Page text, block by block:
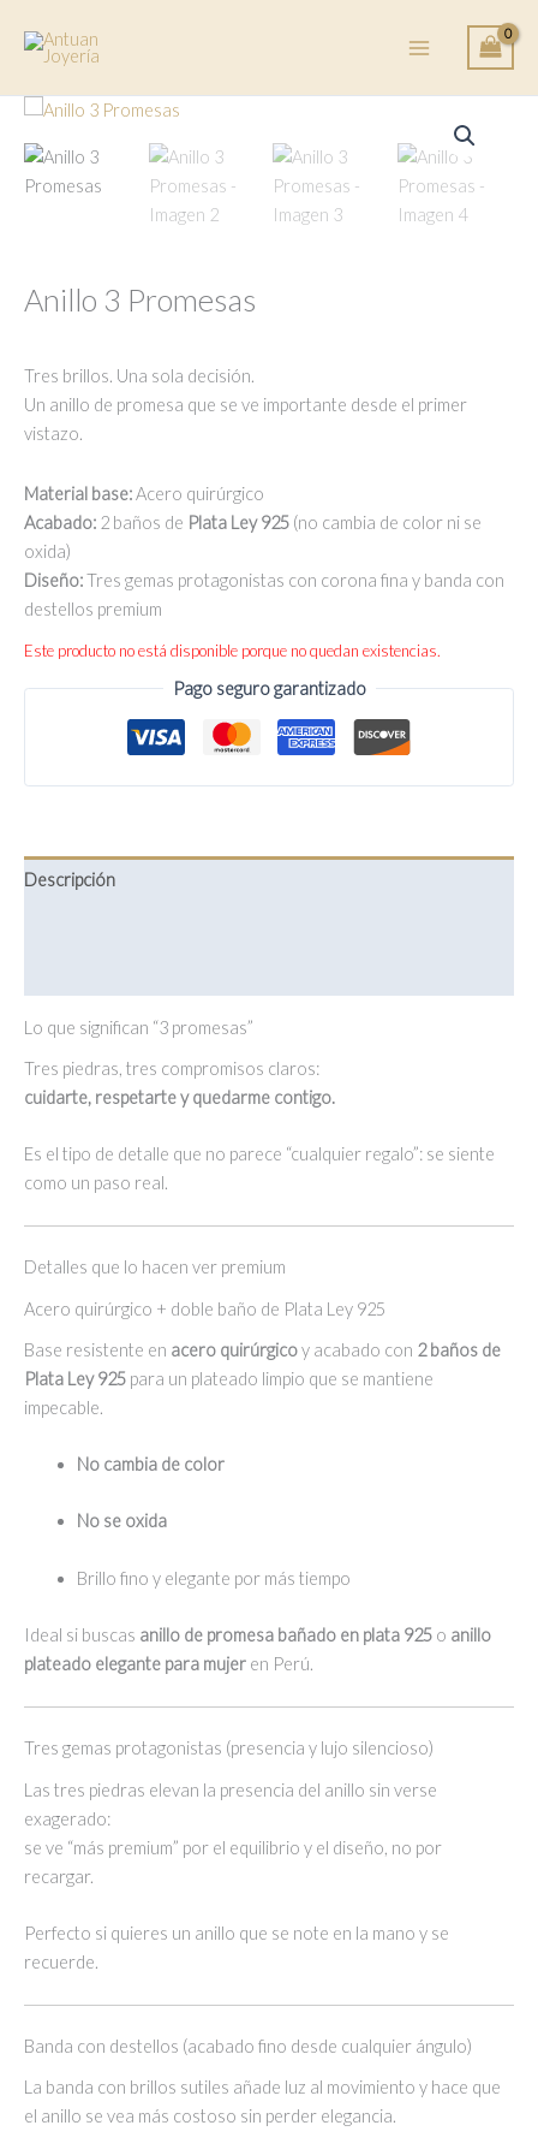
contenido
Anillo 3 Promesas
Tres brillos. Una sola decisión.
Un anillo de promesa que se ve importante desde el primer
vistazo.
Material base:Acero quirúrgico
Acabado: 2 baños de Plata Ley 925 (no cambia de color ni se
oxida)
Diseño:Tres gemas protagonistas con corona fina y banda con
destellos premium
Este producto no está disponible porque no quedan existencias.
Pago seguro garantizado
Descripción
Lo que significan “3 promesas”
Tres piedras, tres compromisos claros:
cuidarte, respetarte y quedarme contigo.
Es el tipo de detalle que no parece “cualquier regalo”: se siente
como un paso real.
Detalles que lo hacen ver premium
Acero quirúrgico + doble baño de Plata Ley 925
Base resistente en acero quirúrgicoy acabado con 2 baños de
Plata Ley 925 para un plateado limpio que se mantiene
impecable.
No cambia de color
No se oxida
Brillo fino y elegante por más tiempo
Ideal si buscas anillo de promesa bañado en plata 925 o anillo
plateado elegante para mujer en Perú.
Tres gemas protagonistas (presencia y lujo silencioso)
Las tres piedras elevan la presencia del anillo sin verse
exagerado:
se ve “más premium” por el equilibrio y el diseño, no por
recargar.
Perfecto si quieres un anillo que se note en la mano y se
recuerde.
Banda con destellos (acabado fino desde cualquier ángulo)
La banda con brillos sutiles añade luz al movimiento y hace que
el anillo se vea más costoso sin perder elegancia.